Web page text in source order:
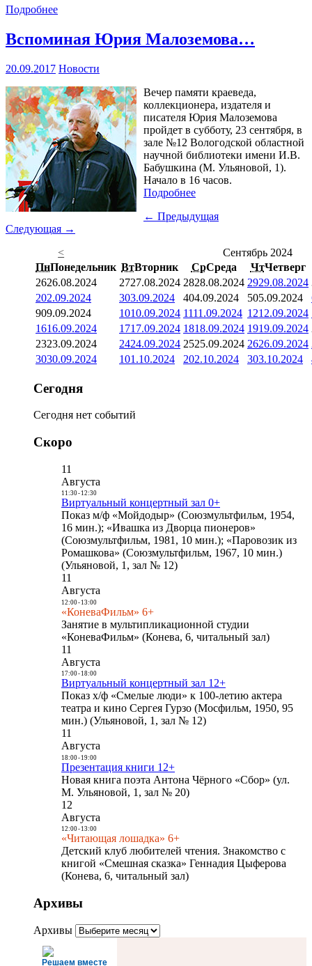
Подробнее
Вспоминая Юрия Малоземова…
20.09.2017 Новости
Вечер памяти краеведа,
коллекционера, издателя и
писателя Юрия Малоземова
пройдет в субботу, 23 сентября, в
зале №12 Вологодской областной
научной библиотеки имени И.В.
Бабушкина (М. Ульяновой, 1).
Начало в 16 часов.
Подробнее
← Предыдущая
Следующая →
<
Сентябрь 2024
ПнПонедельник ВтВторник СрСреда ЧтЧетверг
2626.08.2024 2727.08.2024 2828.08.2024 2929.08.2024
202.09.2024 303.09.2024 404.09.2024 505.09.2024
909.09.2024 1010.09.2024 1111.09.2024 1212.09.2024
1616.09.2024 1717.09.2024 1818.09.2024 1919.09.2024
2323.09.2024 2424.09.2024 2525.09.2024 2626.09.2024
3030.09.2024 101.10.2024 202.10.2024 303.10.2024
Сегодня
Сегодня нет событий
Скоро
11
Августа
11:30- 12:30
Виртуальный концертный зал 0+
Показ м/ф «Мойдодыр» (Союзмультфильм, 1954,
16 мин.); «Ивашка из Дворца пионеров»
(Союзмультфильм, 1981, 10 мин.); «Паровозик из
Ромашкова» (Союзмультфильм, 1967, 10 мин.)
(Ульяновой, 1, зал № 12)
11
Августа
12:00- 13:00
«КоневаФильм» 6+
Занятие в мультипликационной студии
«КоневаФильм» (Конева, 6, читальный зал)
11
Августа
17:00- 18:00
Виртуальный концертный зал 12+
Показ х/ф «Смелые люди» к 100-летию актера
театра и кино Сергея Гурзо (Мосфильм, 1950, 95
мин.) (Ульяновой, 1, зал № 12)
11
Августа
18:00- 19:00
Презентация книги 12+
Новая книга поэта Антона Чёрного «Сбор» (ул.
М. Ульяновой, 1, зал № 20)
12
Августа
12:00- 13:00
«Читающая лошадка» 6+
Детский клуб любителей чтения. Знакомство с
книгой «Смешная сказка» Геннадия Цыферова
(Конева, 6, читальный зал)
Архивы
Архивы
Решаем вместе